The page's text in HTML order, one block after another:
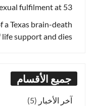
fulfilment at 53
a Texas brain-death
support and dies
جميع الأقسام
آخر الأخبار (5)